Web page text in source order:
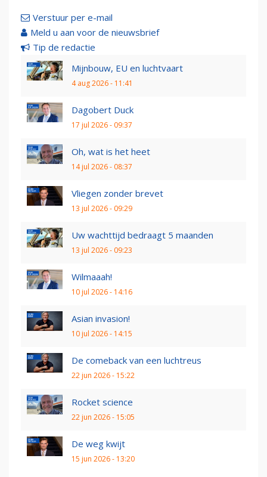
Verstuur per e-mail
Meld u aan voor de nieuwsbrief
Tip de redactie
Mijnbouw, EU en luchtvaart
4 aug 2026 - 11:41
Dagobert Duck
17 jul 2026 - 09:37
Oh, wat is het heet
14 jul 2026 - 08:37
Vliegen zonder brevet
13 jul 2026 - 09:29
Uw wachttijd bedraagt 5 maanden
13 jul 2026 - 09:23
Wilmaaah!
10 jul 2026 - 14:16
Asian invasion!
10 jul 2026 - 14:15
De comeback van een luchtreus
22 jun 2026 - 15:22
Rocket science
22 jun 2026 - 15:05
De weg kwijt
15 jun 2026 - 13:20